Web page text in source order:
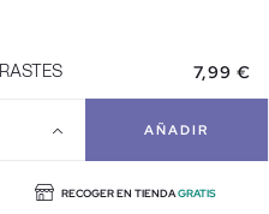
7,99 €
AÑADIR
RECOGER EN TIENDAGRATIS